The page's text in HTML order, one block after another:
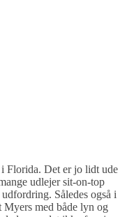
Florida. Det er jo lidt ude
udlejer sit-on-top
Således også i
Myers med både lyn og